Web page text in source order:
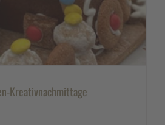
Kreativnachmittage